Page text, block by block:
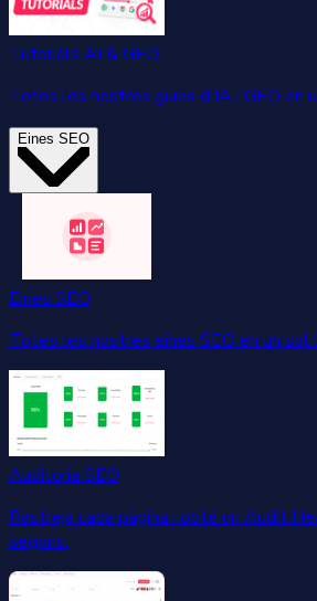
Tutorials AI & GEO
Totes les nostres guies d'IA i GEO en
Eines SEO
Eines SEO
Totes les nostres eines SEO en un sol
Auditoria SEO
Rastreja cada pàgina i obté un Audit
segons.